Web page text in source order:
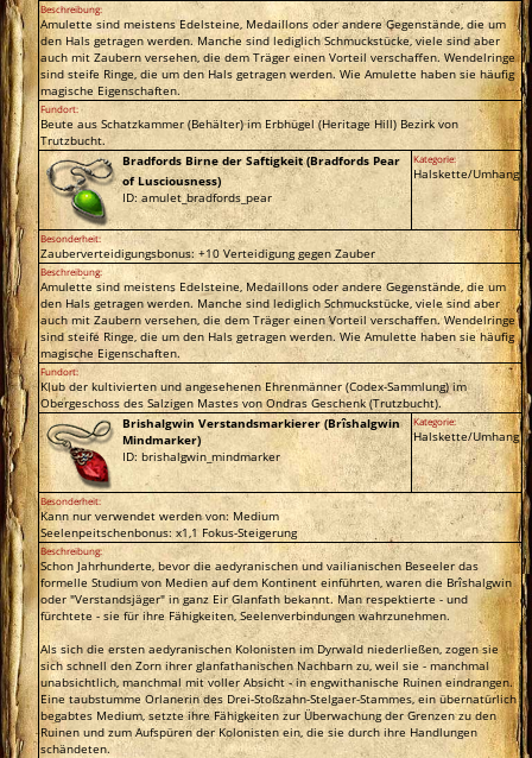
Beschreibung:
Amulette sind meistens Edelsteine, Medaillons oder andere Gegenstände, die um
den Hals getragen werden. Manche sind lediglich Schmuckstücke, viele sind aber
auch mit Zaubern versehen, die dem Träger einen Vorteil verschaffen. Wendelringe
sind steife Ringe, die um den Hals getragen werden. Wie Amulette haben sie häufig
magische Eigenschaften.
Fundort:
Beute aus Schatzkammer (Behälter) im Erbhügel (Heritage Hill) Bezirk von
Trutzbucht.
Bradfords Birne der Saftigkeit (Bradfords Pear
of Lusciousness)
ID: amulet_bradfords_pear
Kategorie:
Halskette/Umhang
Besonderheit:
Zauberverteidigungsbonus: +10 Verteidigung gegen Zauber
Beschreibung:
Amulette sind meistens Edelsteine, Medaillons oder andere Gegenstände, die um
den Hals getragen werden. Manche sind lediglich Schmuckstücke, viele sind aber
auch mit Zaubern versehen, die dem Träger einen Vorteil verschaffen. Wendelringe
sind steife Ringe, die um den Hals getragen werden. Wie Amulette haben sie häufig
magische Eigenschaften.
Fundort:
Klub der kultivierten und angesehenen Ehrenmänner (Codex-Sammlung) im
Obergeschoss des Salzigen Mastes von Ondras Geschenk (Trutzbucht).
Brishalgwin Verstandsmarkierer (Brîshalgwin
Mindmarker)
ID: brishalgwin_mindmarker
Kategorie:
Halskette/Umhang
Besonderheit:
Kann nur verwendet werden von: Medium
Seelenpeitschenbonus: x1,1 Fokus-Steigerung
Beschreibung:
Schon Jahrhunderte, bevor die aedyranischen und vailianischen Beseeler das
formelle Studium von Medien auf dem Kontinent einführten, waren die Brîshalgwin
oder "Verstandsjäger" in ganz Eir Glanfath bekannt. Man respektierte - und
fürchtete - sie für ihre Fähigkeiten, Seelenverbindungen wahrzunehmen.
Als sich die ersten aedyranischen Kolonisten im Dyrwald niederließen, zogen sie
sich schnell den Zorn ihrer glanfathanischen Nachbarn zu, weil sie - manchmal
unabsichtlich, manchmal mit voller Absicht - in engwithanische Ruinen eindrangen.
Eine taubstumme Orlanerin des Drei-Stoßzahn-Stelgaer-Stammes, ein übernatürlich
begabtes Medium, setzte ihre Fähigkeiten zur Überwachung der Grenzen zu den
Ruinen und zum Aufspüren der Kolonisten ein, die sie durch ihre Handlungen
schändeten.